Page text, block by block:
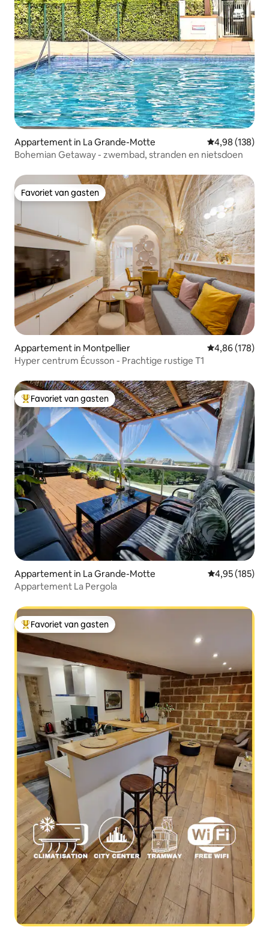
Appartement in La Grande-Motte Gemiddelde
4,98 (138)
Bohemian Getaway - zwembad, stranden en nietsdoen
Favoriet van gasten
Favoriet van gasten
Appartement in Montpellier Gemiddelde
4,86 (178)
Hyper centrum Écusson - Prachtige rustige T1
Topfavoriet van gasten
Favoriet van gasten
Appartement in La Grande-Motte Gemiddelde
4,95 (185)
Appartement La Pergola
Topfavoriet van gasten
Favoriet van gasten